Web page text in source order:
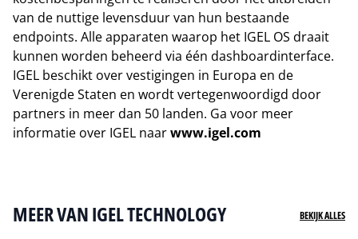
van de nuttige levensduur van hun bestaande
endpoints. Alle apparaten waarop het IGEL OS draait
kunnen worden beheerd via één dashboardinterface.
IGEL beschikt over vestigingen in Europa en de
Verenigde Staten en wordt vertegenwoordigd door
partners in meer dan 50 landen. Ga voor meer
informatie over IGEL naarwww.igel.com
MEER VAN IGEL TECHNOLOGY BEKIJK ALLES